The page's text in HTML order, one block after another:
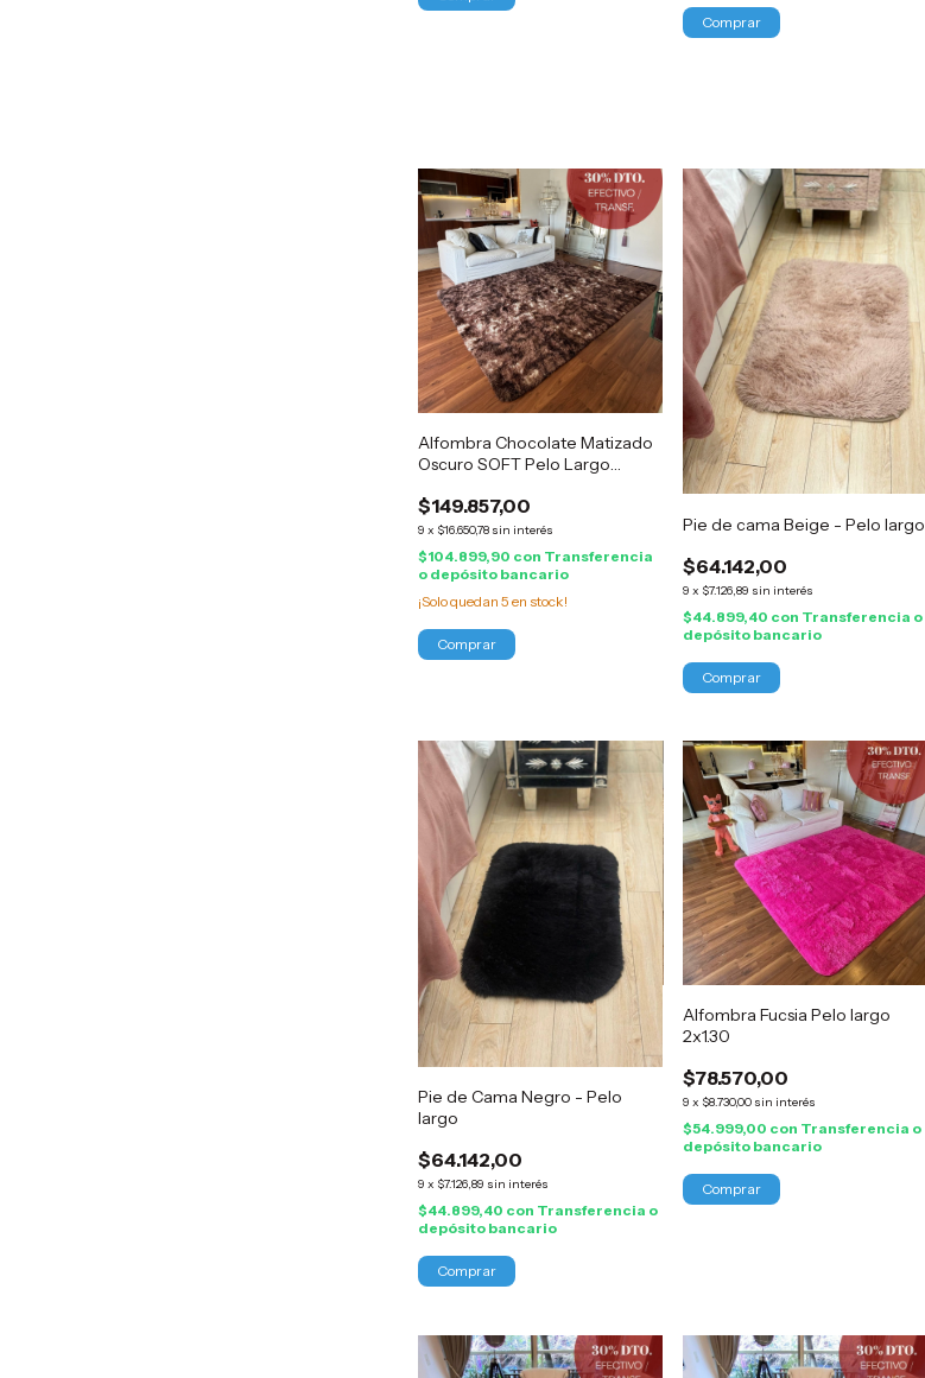
Alfombra Chocolate Matizado
Oscuro SOFT Pelo Largo
$149.857,00
9 x $16.650,78 sin interés
$104.899,90 con Transferencia
o depósito bancario
¡Solo quedan5 en stock!
Pie de cama Beige - Pelo largo
$64.142,00
9 x $7.126,89 sin interés
$44.899,40 con Transferencia o
depósito bancario
Pie de Cama Negro - Pelo
largo
$64.142,00
9 x $7.126,89 sin interés
$44.899,40 con Transferencia o
depósito bancario
Alfombra Fucsia Pelo largo
2x1.30
$78.570,00
9 x $8.730,00 sin interés
$54.999,00 con Transferencia o
depósito bancario